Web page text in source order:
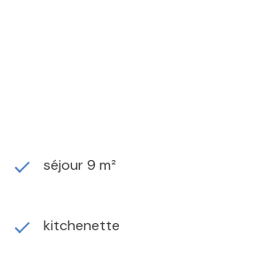
séjour 9 m²
kitchenette